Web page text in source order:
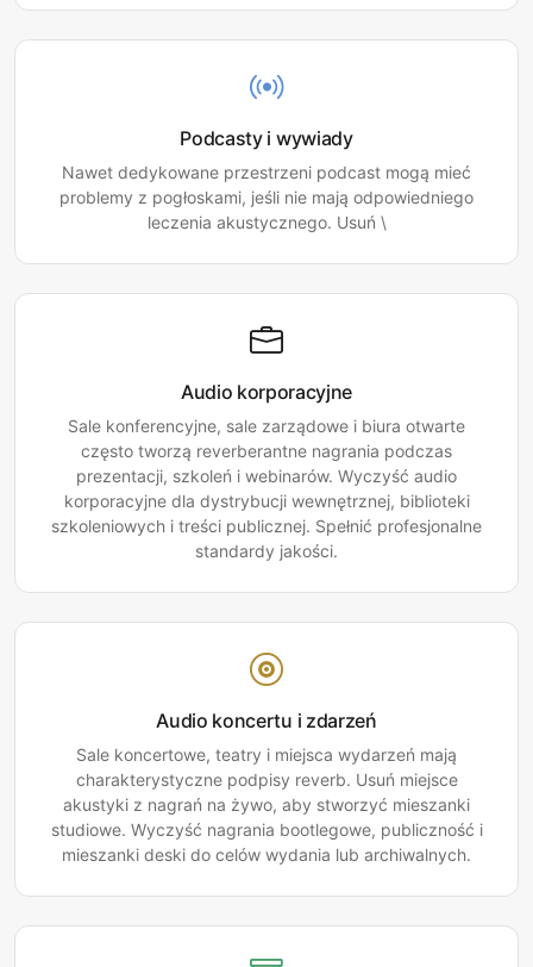
Podcasty i wywiady
Nawet dedykowane przestrzeni podcast mogą mieć
problemy z pogłoskami, jeśli nie mają odpowiedniego
leczenia akustycznego. Usuń \
Audio korporacyjne
Sale konferencyjne, sale zarządowe i biura otwarte
często tworzą reverberantne nagrania podczas
prezentacji, szkoleń i webinarów. Wyczyść audio
korporacyjne dla dystrybucji wewnętrznej, biblioteki
szkoleniowych i treści publicznej. Spełnić profesjonalne
standardy jakości.
Audio koncertu i zdarzeń
Sale koncertowe, teatry i miejsca wydarzeń mają
charakterystyczne podpisy reverb. Usuń miejsce
akustyki z nagrań na żywo, aby stworzyć mieszanki
studiowe. Wyczyść nagrania bootlegowe, publiczność i
mieszanki deski do celów wydania lub archiwalnych.